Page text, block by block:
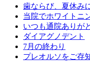
歯ならび、夏休み
当院でホワイトニ
いつも通院ありが
ダイアグノデント
7月の終わり
プレオルソをご存